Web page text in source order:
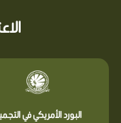
البورد الأمريكي في